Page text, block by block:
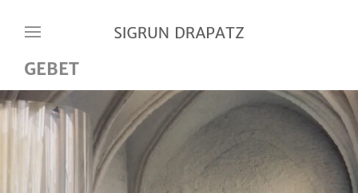
Skip to main content
GEBET